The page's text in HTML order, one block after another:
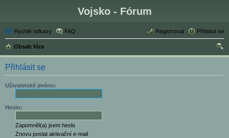
Vojsko - Fórum
Rychlé odkazy FAQ Přihlásit se
Registrovat
Obsah fóra
led
Přihlásit se
Uživatelské jméno:
Heslo:
Zapomněl(a) jsem heslo
Znovu poslat aktivační e-mail